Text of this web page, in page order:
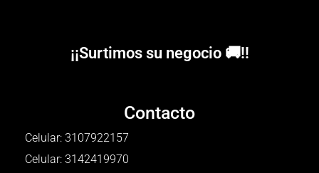
¡¡Surtimos su negocio 🚚!!
Contacto
Celular: 3107922157
Celular: 3142419970